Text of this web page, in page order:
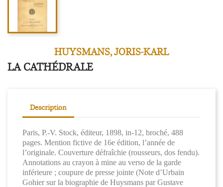
HUYSMANS, JORIS-KARL
LA CATHÉDRALE
Description
Paris, P.-V. Stock, éditeur, 1898, in-12, broché, 488
pages. Mention fictive de 16e édition, l’année de
l’originale. Couverture défraîchie (rousseurs, dos fendu).
Annotations au crayon à mine au verso de la garde
inférieure ; coupure de presse jointe (Note d’Urbain
Gohier sur la biographie de Huysmans par Gustave